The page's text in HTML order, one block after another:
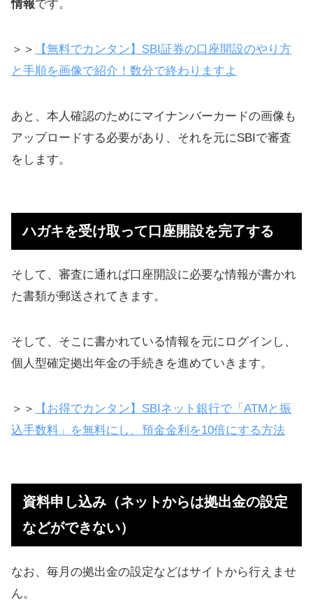
される
一時マイナスになっても気にせず、
掛け金の割合を変更する
12月末の変更なら1月の拠出から反映
される
年〜2019年】
ｅＭＡＸＩＳ最適化バランス（マイ
ミッドフィルダー）の実績（利回
2018年に「ｅＭＡＸＩＳ」は積立終
了
年の実績も
2018年に「大和－iFree」も積立終了
期待（長期視点で）
口座管理手数料を気にしよう
関連記事
長期・積み立て投資のおさらい
情報です。
＞＞
【無料でカンタン】SBI証券の口座開設のやり方
と手順を画像で紹介！数分で終わりますよ
あと、本人確認のためにマイナンバーカードの画像も
アップロードする必要があり、それを元にSBIで審査
をします。
ハガキを受け取って口座開設を完了する
そして、審査に通れば口座開設に必要な情報が書かれ
た書類が郵送されてきます。
そして、そこに書かれている情報を元にログインし、
個人型確定拠出年金の手続きを進めていきます。
＞＞
【お得でカンタン】SBIネット銀行で「ATMと振
込手数料」を無料にし、預金金利を10倍にする方法
資料申し込み（ネットからは拠出金の設定
などができない）
なお、毎月の拠出金の設定などはサイトから行えませ
ん。